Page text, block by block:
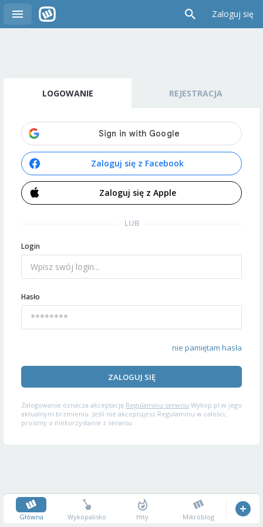
Zaloguj się
LOGOWANIE REJESTRACJA
Zaloguj się z Facebook
Zaloguj się z Apple
LUB
Login
Hasło
nie pamiętam hasła
ZALOGUJ SIĘ
Zalogowanie oznacza akceptację Regulaminu serwisu Wykop.pl w jego
aktualnym brzmieniu. Jeśli nie akceptujesz Regulaminu w całości,
prosimy o niekorzystanie z serwisu.
Główna Wykopalisko Hity Mikroblog